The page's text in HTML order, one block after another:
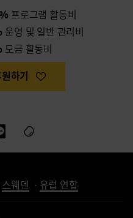
프로그램 활동비
운영 및 일반 관리비
모금 활동비
하기
스웨덴 유럽 연합